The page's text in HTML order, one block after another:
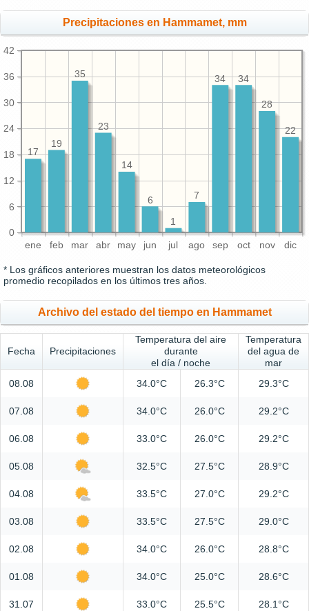
Precipitaciones en Hammamet, mm
ene feb mar abr may jun jul ago sep oct nov dic
0
6
12
18
24
30
36
42
22
28
34
34
7
1
6
14
23
35
19
17
* Los gráficos anteriores muestran los datos meteorológicos
promedio recopilados en los últimos tres años.
Archivo del estado del tiempo en Hammamet
Fecha Precipitaciones
Temperatura del aire
durante
el día / noche
Temperatura
del agua de
mar
08.08
34.0°C 26.3°C 29.3°C
07.08 34.0°C 26.0°C 29.2°C
06.08 33.0°C 26.0°C 29.2°C
05.08 32.5°C 27.5°C 28.9°C
04.08 33.5°C 27.0°C 29.2°C
03.08 33.5°C 27.5°C 29.0°C
02.08 34.0°C 26.0°C 28.8°C
01.08 34.0°C 25.0°C 28.6°C
31.07 33.0°C 25.5°C 28.1°C